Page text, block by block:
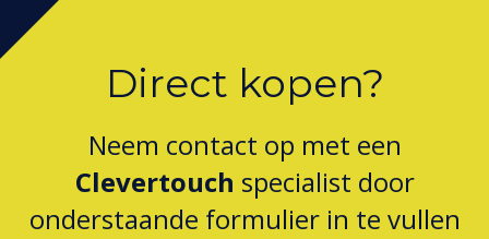
Direct kopen?
Neem contact op met een
Clevertouch specialist door
onderstaande formulier in te vullen